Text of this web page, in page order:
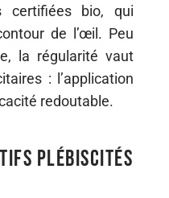
certifiées bio, qui
de l’œil. Peu
la régularité vaut
: l’application
redoutable.
plébiscités